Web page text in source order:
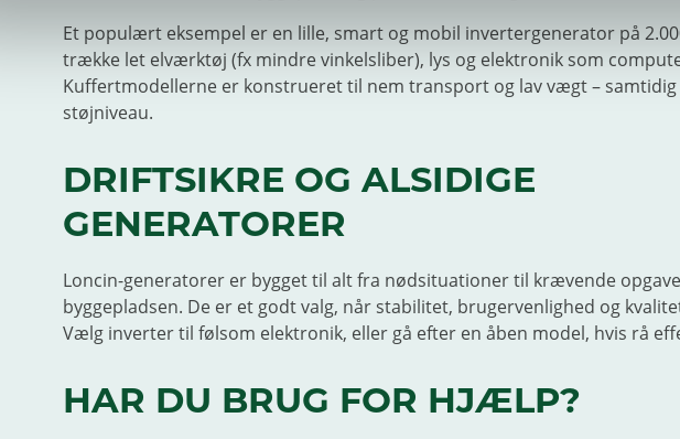
Et populært eksempel er en lille, smart og mobil invertergenerator på
trække let elværktøj (fx mindre vinkelsliber), lys og elektronik som
Kuffertmodellerne er konstrueret til nem transport og lav vægt –
støjniveau.
DRIFTSIKRE OG ALSIDIGE
GENERATORER
Loncin-generatorer er bygget til alt fra nødsituationer til krævende
byggepladsen. De er et godt valg, når stabilitet, brugervenlighed og
Vælg inverter til følsom elektronik, eller gå efter en åben model, hvis rå
HAR DU BRUG FOR HJÆLP?